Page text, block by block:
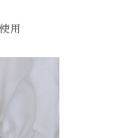
用